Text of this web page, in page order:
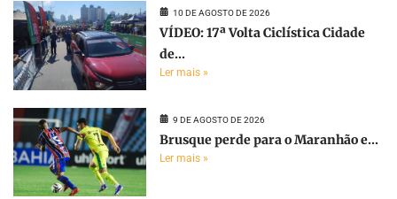
10 DE AGOSTO DE 2026
VÍDEO: 17ª Volta Ciclística Cidade
de...
Ler mais »
9 DE AGOSTO DE 2026
Brusque perde para o Maranhão e...
Ler mais »